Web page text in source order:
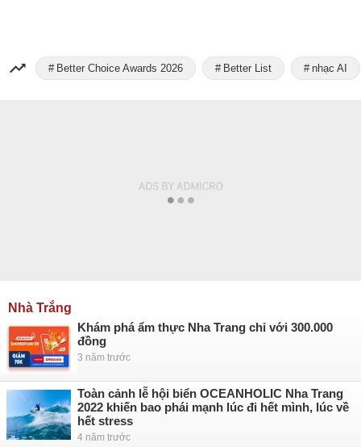
Better Choice Awards 2026 Better List nhạc AI
Nhà Trắng
Khám phá ẩm thực Nha Trang chỉ với 300.000
đồng
3 năm trước
Toàn cảnh lễ hội biển OCEANHOLIC Nha Trang
2022 khiến bao phái mạnh lúc đi hết mình, lúc về
hết stress
4 năm trước